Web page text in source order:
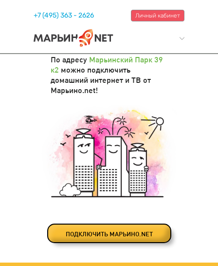
+7 (495) 363 - 2626 Личный кабинет
По адресу Марьинский Парк 39
к2 можно подключить
домашний интернет и ТВ от
Марьино.net!
ПОДКЛЮЧИТЬ МАРЬИНО.NET